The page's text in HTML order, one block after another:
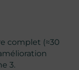
complet (≈30
3.